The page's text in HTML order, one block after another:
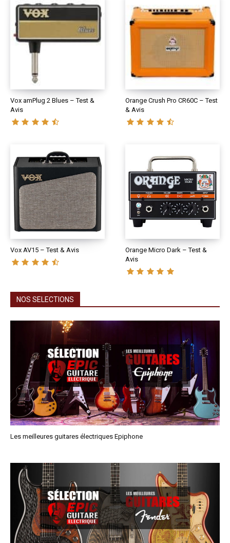
Vox amPlug 2 Blues – Test &
Avis
Orange Crush Pro CR60C – Test
& Avis
Vox AV15 – Test & Avis
Orange Micro Dark – Test &
Avis
NOS SELECTIONS
Les meilleures guitares électriques Epiphone